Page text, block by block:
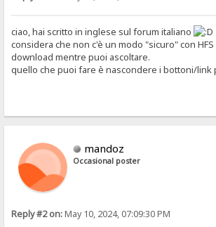
ciao, hai scritto in inglese sul forum italiano
considera che non c'è un modo "sicuro" con
download mentre puoi ascoltare.
quello che puoi fare è nascondere i bottoni/link
mandoz
Occasional poster
Reply #2 on:May 10, 2024, 07:09:30 PM